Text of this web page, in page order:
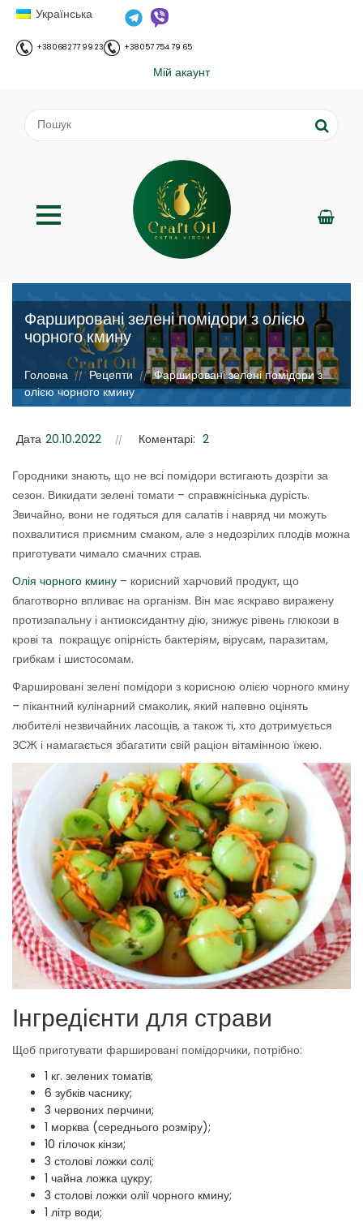
Українська
+38 068 277 99 23 +38 057 754 79 65
Мій акаунт
Фаршировані зелені помідори з олією
чорного кмину
;
Головна // Рецепти // Фаршировані зелені помідори з
олією чорного кмину
Дата 20.10.2022 Коментарі: 2
Городники знають, що не всі помідори встигають дозріти за
сезон. Викидати зелені томати – справжнісінька дурість.
Звичайно, вони не годяться для салатів і навряд чи можуть
похвалитися приємним смаком, але з недозрілих плодів можна
приготувати чимало смачних страв.
Олія чорного кмину – корисний харчовий продукт, що
благотворно впливає на організм. Він має яскраво виражену
протизапальну і антиоксидантну дію, знижує рівень глюкози в
крові та покращує опірність бактеріям, вірусам, паразитам,
грибкам і шистосомам.
Фаршировані зелені помідори з корисною олією чорного кмину
– пікантний кулінарний смаколик, який напевно оцінять
любителі незвичайних ласощів, а також ті, хто дотримується
ЗСЖ і намагається збагатити свій раціон вітамінною їжею.
Інгредієнти для страви
Щоб приготувати фаршировані помідорчики, потрібно:
1 кг. зелених томатів;
6 зубків часнику;
3 червоних перчини;
1 морква (середнього розміру);
10 гілочок кінзи;
3 столові ложки солі;
1 чайна ложка цукру;
3 столові ложки олії чорного кмину;
1 літр води;